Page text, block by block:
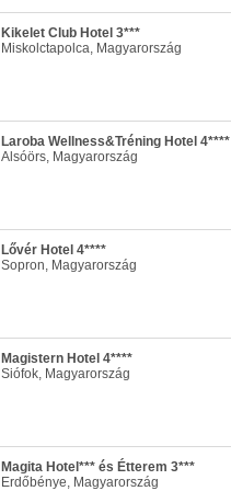
Kikelet Club Hotel 3***
Miskolctapolca, Magyarország
Laroba Wellness&Tréning Hotel 4****
Alsóörs, Magyarország
Lővér Hotel 4****
Sopron, Magyarország
Magistern Hotel 4****
Siófok, Magyarország
Magita Hotel*** és Étterem 3***
Erdőbénye, Magyarország